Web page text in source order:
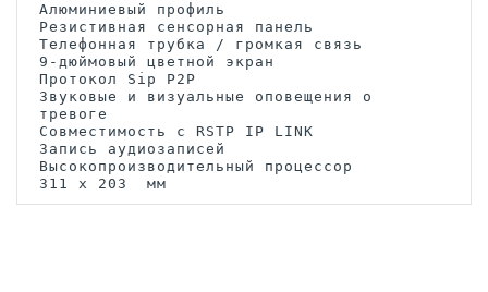
Алюминиевый профиль
Резистивная сенсорная панель
Телефонная трубка / громкая связь
9-дюймовый цветной экран
Протокол Sip P2P
Звуковые и визуальные оповещения о
тревоге
Совместимость с RSTP IP LINK
Запись аудиозаписей
Высокопроизводительный процессор
311 x 203  мм